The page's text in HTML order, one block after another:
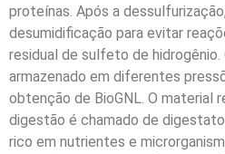
proteínas. Após a
desumidificação para evitar
residual de sulfeto de
armazenado em diferentes
obtenção de BioGNL. O material
digestão é chamado de
rico em nutrientes e